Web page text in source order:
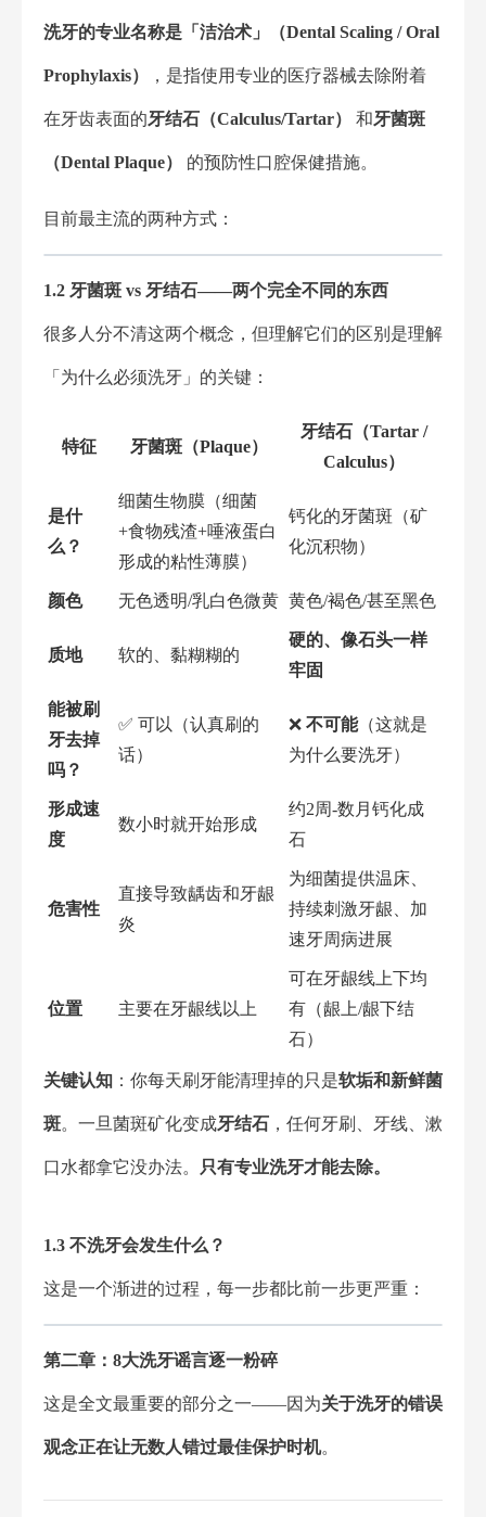
洗牙的专业名称是「洁治术」（Dental Scaling / Oral
Prophylaxis） ，是指使用专业的医疗器械去除附着
在牙齿表面的牙结石（Calculus/Tartar） 和牙菌斑
（Dental Plaque） 的预防性口腔保健措施。
目前最主流的两种方式：
1.2 牙菌斑 vs 牙结石——两个完全不同的东西
很多人分不清这两个概念，但理解它们的区别是理解
「为什么必须洗牙」的关键：
特征 牙菌斑（Plaque）
牙结石（Tartar /
Calculus）
是什
么？
细菌生物膜（细菌
+食物残渣+唾液蛋白
形成的粘性薄膜）
钙化的牙菌斑（矿
化沉积物）
颜色 无色透明/乳白色微黄 黄色/褐色/甚至黑色
质地 软的、黏糊糊的
硬的、像石头一样
牢固
能被刷
牙去掉
吗？
✅ 可以（认真刷的
话）
❌ 不可能（这就是
为什么要洗牙）
形成速
度
数小时就开始形成
约2周-数月钙化成
石
危害性
直接导致龋齿和牙龈
炎
为细菌提供温床、
持续刺激牙龈、加
速牙周病进展
位置 主要在牙龈线以上
可在牙龈线上下均
有（龈上/龈下结
石）
关键认知 ：你每天刷牙能清理掉的只是软垢和新鲜菌
斑。一旦菌斑矿化变成牙结石 ，任何牙刷、牙线、漱
口水都拿它没办法。 只有专业洗牙才能去除。
1.3 不洗牙会发生什么？
这是一个渐进的过程，每一步都比前一步更严重：
第二章：8大洗牙谣言逐一粉碎
这是全文最重要的部分之一——因为关于洗牙的错误
观念正在让无数人错过最佳保护时机。